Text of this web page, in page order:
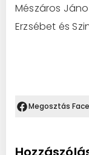
Mészáros
Erzsébet és
Megosztás